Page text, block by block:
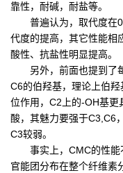
靠性，耐碱，耐盐等。
普遍认为，取代度在
代度的提高，其它性能相
酸性、抗盐性明显提高。
另外，前面也提到了每
C6的伯羟基，理论上伯
位作用，C2上的-OH基更
酸，其魅力要强于C3,C6
C3较弱。
事实上，CMC的性能
官能团分布在整个纤维素